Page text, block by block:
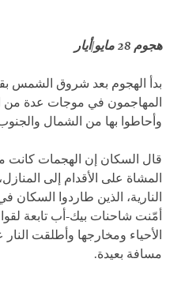
هجوم 28 مايو/أيار
المهاجمون في موجات عدة من
وأحاطوا بها من الشمال
قال السكان إن الهجمات كانت
المشاة على الأقدام إلى
النارية، الذين طاردوا
أمّنت شاحنات بيك-أب تابعة
الأحياء ومخارجها وأطلقت
مسافة بعيدة.